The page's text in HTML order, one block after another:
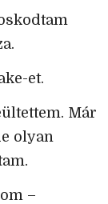
et.
Már
olyan
–